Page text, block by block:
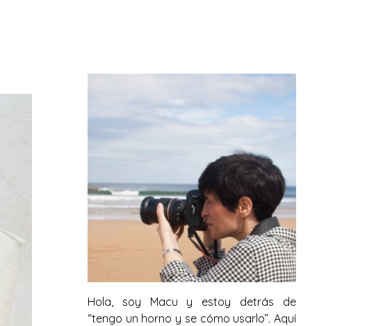
Hola, soy Macu y estoy detrás de
“tengo un horno y se cómo usarlo”. Aquí